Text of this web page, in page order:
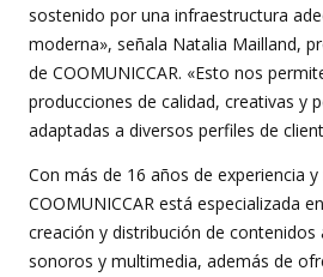
sostenido por una infraestructura
moderna», señala Natalia Mailland,
de COOMUNICCAR. «Esto nos
producciones de calidad, creativas y
adaptadas a diversos perfiles de
Con más de 16 años de experiencia
COOMUNICCAR está especializada
creación y distribución de contenidos
sonoros y multimedia, además de